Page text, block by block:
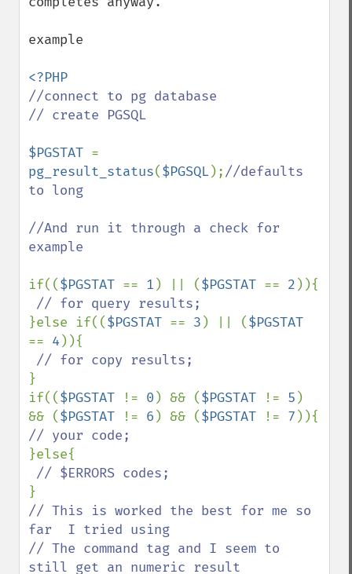
example
//connect to pg database
// create PGSQL
$PGSTAT
pg_result_status($PGSQL);//defaults
to long
//And run it through a check for
example
if(($PGSTAT == 1 ) || ($PGSTAT == 2 )){
}else if(($PGSTAT == 3 ) || (
== 4 )){
}
if(($PGSTAT != 0 ) && ($PGSTAT != 5 )
&& ($PGSTAT != 6 ) && ($PGSTAT != 7
}else{
// This is worked the best for me so
far  I tried using
// The command tag and I seem to
still get an numeric result